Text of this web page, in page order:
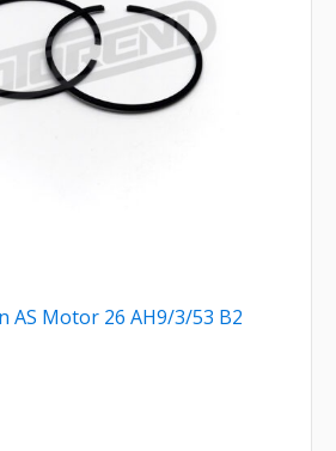
AS Motor 26 AH9/3/53 B2